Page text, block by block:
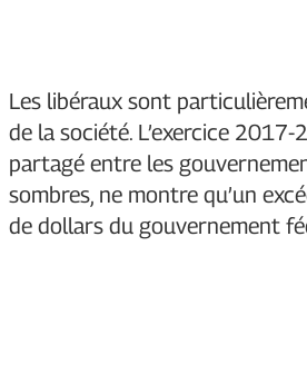
Les libéraux sont
de la société. L’exercice
partagé entre les
sombres, ne montre qu’un
de dollars du gouvernement